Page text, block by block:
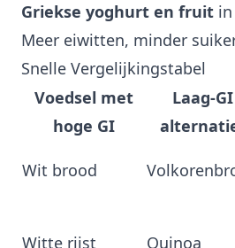
Griekse yoghurt en fruit
Meer eiwitten, minder
Snelle Vergelijkingstabel
Voedsel met
hoge GI
Laag-GI
Wit brood
Witte rijst Quinoa